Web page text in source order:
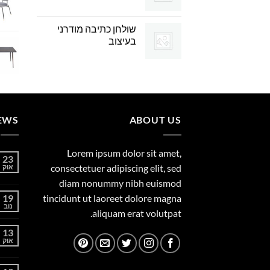
שולחן כתיבה מודרני
בעיצוב
ABOUT US
Lorem ipsum dolor sit amet,
consectetuer adipiscing elit, sed
diam nonummy nibh euismod
tincidunt ut laoreet dolore magna
aliquam erat volutpat.
23
אוק
19
נוב
13
אוק